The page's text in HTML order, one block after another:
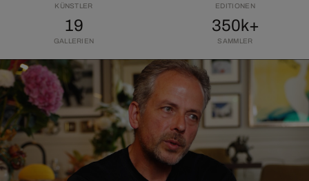
KÜNSTLER EDITIONEN
19
GALLERIEN
350k+
SAMMLER